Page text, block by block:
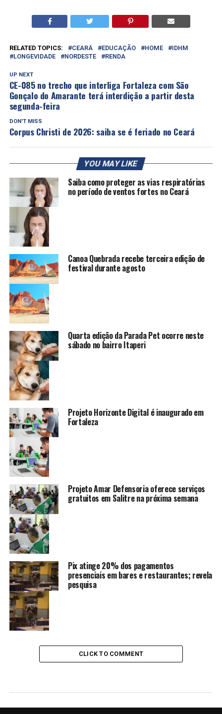
RELATED TOPICS: CEARÁ EDUCAÇÃO HOME
IDHM
LONGEVIDADE
NORDESTE RENDA
UP NEXT
CE-085 no trecho que interliga Fortaleza com São
Gonçalo do Amarante terá interdição a partir desta
segunda-feira
DON'T MISS
Corpus Christi de 2026: saiba se é feriado no Ceará
YOU MAY LIKE
Saiba como proteger as vias respiratórias
no período de ventos fortes no Ceará
Canoa Quebrada recebe terceira edição de
festival durante agosto
Quarta edição da Parada Pet ocorre neste
sábado no bairro Itaperi
Projeto Horizonte Digital é inaugurado em
Fortaleza
Projeto Amar Defensoria oferece serviços
gratuitos em Salitre na próxima semana
Pix atinge 20% dos pagamentos
presenciais em bares e restaurantes; revela
pesquisa
CLICK TO COMMENT